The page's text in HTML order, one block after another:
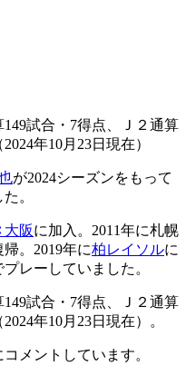
試合・7得点、Ｊ２通算
年10月23日現在）
が2024シーズンをもって
。
大阪に加入。2011年に札幌
帰。2019年に柏レイソルに
プレーしていました。
試合・7得点、Ｊ２通算
年10月23日現在）。
メントしています。